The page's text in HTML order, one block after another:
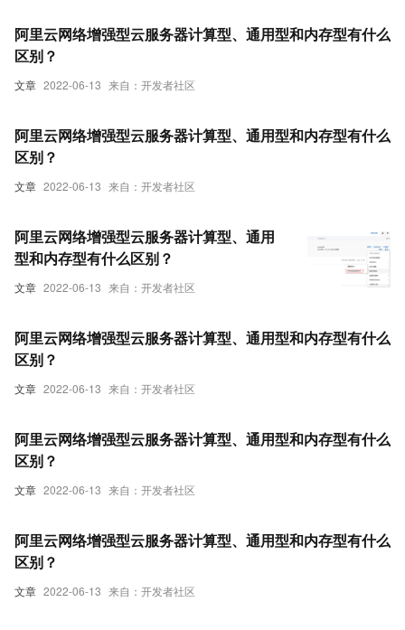
文章 2022-06-13 来自：开发者社区
阿里云网络增强型云服务器计算型、通用型和内存型有什么
区别？
文章 2022-06-13 来自：开发者社区
阿里云网络增强型云服务器计算型、通用型和内存型有什么
区别？
文章 2022-06-13 来自：开发者社区
阿里云网络增强型云服务器计算型、通用
型和内存型有什么区别？
文章 2022-06-13 来自：开发者社区
阿里云网络增强型云服务器计算型、通用型和内存型有什么
区别？
文章 2022-06-13 来自：开发者社区
阿里云网络增强型云服务器计算型、通用型和内存型有什么
区别？
文章 2022-06-13 来自：开发者社区
阿里云网络增强型云服务器计算型、通用型和内存型有什么
区别？